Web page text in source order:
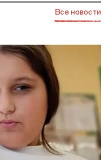
Все новости